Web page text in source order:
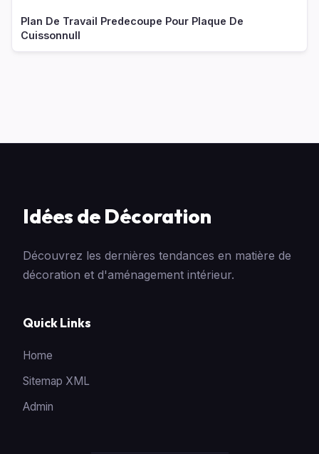
Plan De Travail Predecoupe Pour Plaque De
Cuissonnull
Idées de Décoration
Découvrez les dernières tendances en matière de
décoration et d'aménagement intérieur.
Quick Links
Home
Sitemap XML
Admin